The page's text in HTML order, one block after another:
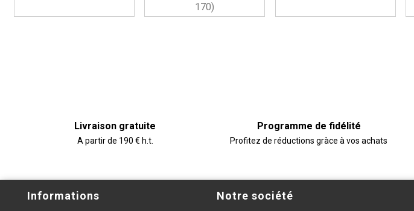
170)
Livraison gratuite
A partir de 190 € h.t.
Programme de fidélité
Profitez de réductions gràce à vos achats
Informations Notre société